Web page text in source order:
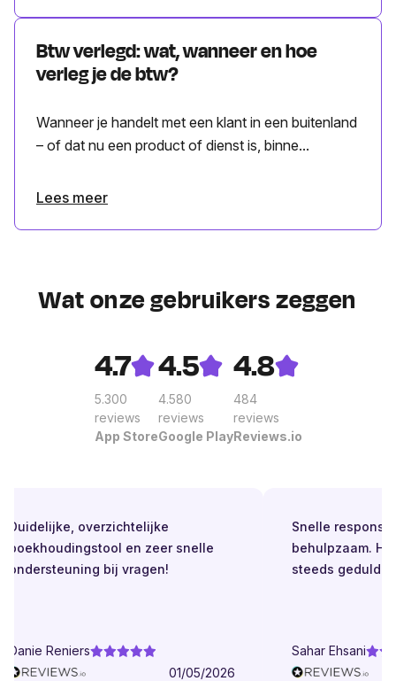
Btw verlegd: wat, wanneer en hoe
verleg je de btw?
Wanneer je handelt met een klant in een buitenland
– of dat nu een product of dienst is, binne...
Lees meer
Wat onze gebruikers zeggen
4.7
5.300
reviews
App Store
4.5
4.580
reviews
Google Play
4.8
484
reviews
Reviews.io
Duidelijke, overzichtelijke
boekhoudingstool en zeer snelle
ondersteuning bij vragen!
Danie Reniers
01/05/2026
Snelle respons.
behulpzaam.
steeds geduldig.
Sahar Ehsani